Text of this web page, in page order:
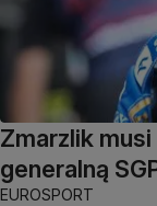
Zmarzlik
generalną
EUROSPORT